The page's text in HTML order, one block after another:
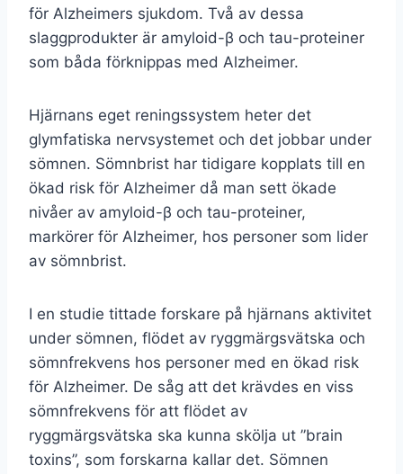
för Alzheimers sjukdom. Två av dessa
slaggprodukter är amyloid-β och tau-proteiner
som båda förknippas med Alzheimer.
Hjärnans eget reningssystem heter det
glymfatiska nervsystemet och det jobbar under
sömnen. Sömnbrist har tidigare kopplats till en
ökad risk för Alzheimer då man sett ökade
nivåer av amyloid-β och tau-proteiner,
markörer för Alzheimer, hos personer som lider
av sömnbrist.
I en studie tittade forskare på hjärnans aktivitet
under sömnen, flödet av ryggmärgsvätska och
sömnfrekvens hos personer med en ökad risk
för Alzheimer. De såg att det krävdes en viss
sömnfrekvens för att flödet av
ryggmärgsvätska ska kunna skölja ut ”brain
toxins”, som forskarna kallar det. Sömnen